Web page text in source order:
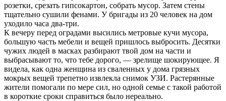
розетки, срезать гипсокартон, собрать мусор. Затем стены
тщательно сушили фенами. У бригады из 20 человек на дом
уходило часа два-три.
К вечеру перед оградами высились метровые кучи мусора,
большую часть мебели и вещей пришлось выбросить. Десятки
чужих людей в масках разбирают твой дом на части и
выбрасывают то, что тебе дорого, — зрелище шокирующее. Я
видела, как одна женщина из сваленных у дома грязных
мокрых вещей трепетно извлекла снимок УЗИ. Растерянные
жители помогали по мере сил, но одной семье с такой работой
в короткие сроки справиться было нереально.